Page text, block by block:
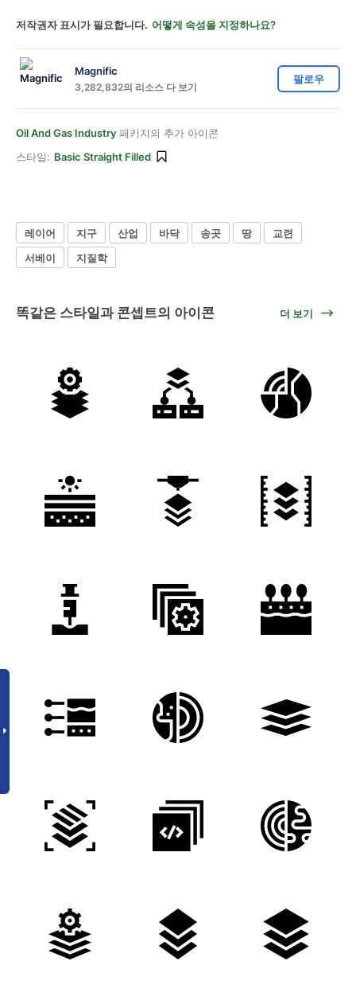
저작권자 표시가 필요합니다. 어떻게 속성을 지정하나요?
Magnific
3,282,832의 리소스 다 보기
팔로우
Oil And Gas Industry 패키지의 추가 아이콘
스타일: Basic Straight Filled
레이어 지구 산업 바닥 송곳 땅
교련
서베이
지질학
똑같은 스타일과 콘셉트의 아이콘 더 보기